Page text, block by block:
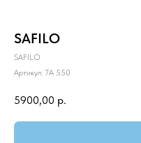
SAFILO
SAFILO
Артикул: 7A 550
5900,00 р.